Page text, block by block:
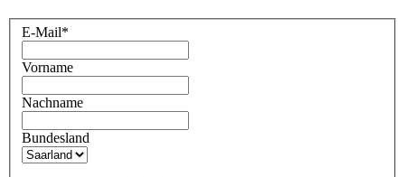
E-Mail*
Vorname
Nachname
Bundesland